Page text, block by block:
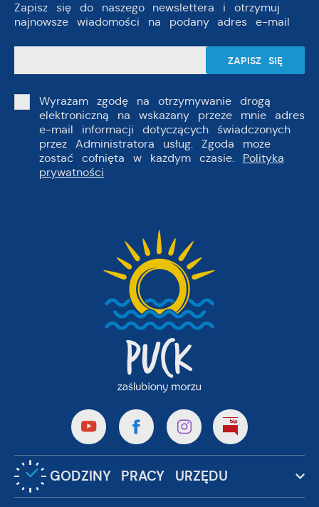
Zapisz się do naszego newslettera i otrzymuj
najnowsze wiadomości na podany adres e-mail
Wyrażam zgodę na otrzymywanie drogą
elektroniczną na wskazany przeze mnie adres
e-mail informacji dotyczących świadczonych
przez Administratora usług. Zgoda może
zostać cofnięta w każdym czasie. Polityka
prywatności
GODZINY PRACY URZĘDU